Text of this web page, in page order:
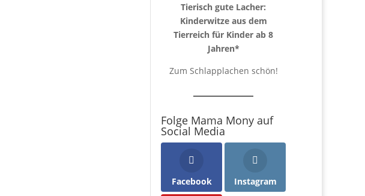
Tierisch gute Lacher:
Kinderwitze aus dem
Tierreich für Kinder ab 8
Jahren*
Zum Schlapplachen schön!
Folge Mama Mony auf
Social Media
Facebook Instagram